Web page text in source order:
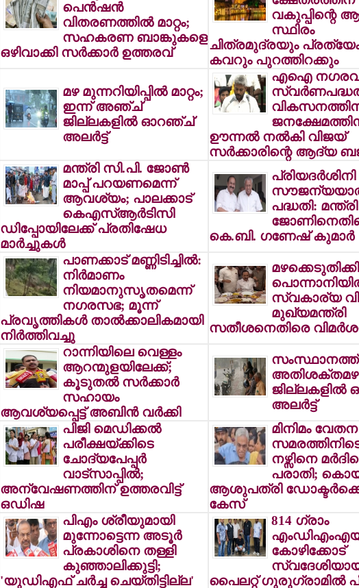
പെന്‍ഷന്‍
വിതരണത്തില്‍ മാറ്റം;
സഹകരണ ബാങ്കുകളെ
ഒഴിവാക്കി സര്‍ക്കാര്‍ ഉത്തരവ്
വകുപ്പിന്റെ
സ്ഥിരം
ചിത്രമുദ്രയും
കവറും പുറത്തിറക്കും
മഴ മുന്നറിയിപ്പില്‍ മാറ്റം;
ഇന്ന് അഞ്ച്
ജില്ലകളില്‍ ഓറഞ്ച്
അലര്‍ട്ട്
എഐ
ഊന്നല്‍ നല്‍കി വിജയ്
സര്‍ക്കാരിന്റെ ആദ്യ
മന്ത്രി സി.പി. ജോണ്‍
മാപ്പ് പറയണമെന്ന്
ആവശ്യം; പാലക്കാട്
കെഎസ്ആര്‍ടിസി
ഡിപ്പോയിലേക്ക് പ്രതിഷേധ
മാര്‍ച്ചുകള്‍
പ്രിയദര്‍ശിനി
പദ്ധതി:
കെ.ബി. ഗണേഷ് കുമാര്‍
പാണക്കാട് മണ്ണിടിച്ചില്‍:
നിര്‍മാണം
നിയമാനുസൃതമെന്ന്
നഗരസഭ; മൂന്ന്
പ്രവൃത്തികള്‍ താല്‍ക്കാലികമായി
നിര്‍ത്തിവച്ചു
സ്വകാര്യ
മുഖ്യമന്ത്രി
സതീശനെതിരെ
റാന്നിയിലെ വെള്ളം
ആറന്മുളയിലേക്ക്;
കൂടുതല്‍ സര്‍ക്കാര്‍
സഹായം
ആവശ്യപ്പെട്ട് അബിന്‍ വര്‍ക്കി
സംസ്ഥാനത്ത്
അതിശക്തമഴ;
ജില്ലകളില്‍
അലര്‍ട്ട്
പിജി മെഡിക്കല്‍
പരീക്ഷയ്ക്കിടെ
ചോദ്യപേപ്പര്‍
വാട്സാപ്പില്‍;
അന്വേഷണത്തിന് ഉത്തരവിട്ട്
ഒഡിഷ
മിനിമം വേതന
നഴ്സിനെ
പരാതി;
ആശുപത്രി
കേസ്
പിഎം ശ്രീയുമായി
മുന്നോട്ടെന്ന അടൂര്‍
പ്രകാശിനെ തള്ളി
കുഞ്ഞാലിക്കുട്ടി;
'യുഡിഎഫ് ചര്‍ച്ച ചെയ്തിട്ടില്ല'
814 ഗ്രാം
കോഴിക്കോട്
പൈലറ്റ് ഗുരുഗ്രാമില്‍